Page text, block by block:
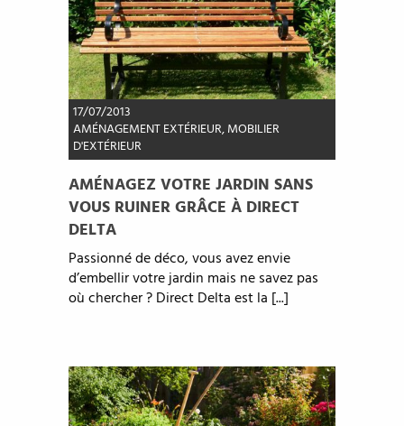
17/07/2013
AMÉNAGEMENT EXTÉRIEUR,MOBILIER
D'EXTÉRIEUR
AMÉNAGEZ VOTRE JARDIN SANS
VOUS RUINER GRÂCE À DIRECT
DELTA
Passionné de déco, vous avez envie
d’embellir votre jardin mais ne savez pas
où chercher ? Direct Delta est la [...]